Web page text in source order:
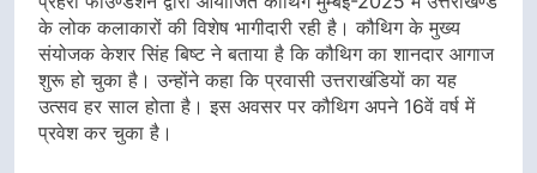
के लोक कलाकारों की विशेष भागीदारी रही है। कौथिग के मुख्य
संयोजक केशर सिंह बिष्ट ने बताया है कि कौथिग का शानदार आगाज
शुरू हो चुका है। उन्होंने कहा कि प्रवासी उत्तराखंडियों का यह
उत्सव हर साल होता है। इस अवसर पर कौथिग अपने 16वें वर्ष में
प्रवेश कर चुका है।